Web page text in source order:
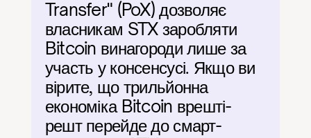
Transfer" (PoX) дозволяє
власникам STX заробляти
Bitcoin винагороди лише за
участь у консенсусі. Якщо ви
вірите, що трильйонна
економіка Bitcoin врешті-
решт перейде до смарт-